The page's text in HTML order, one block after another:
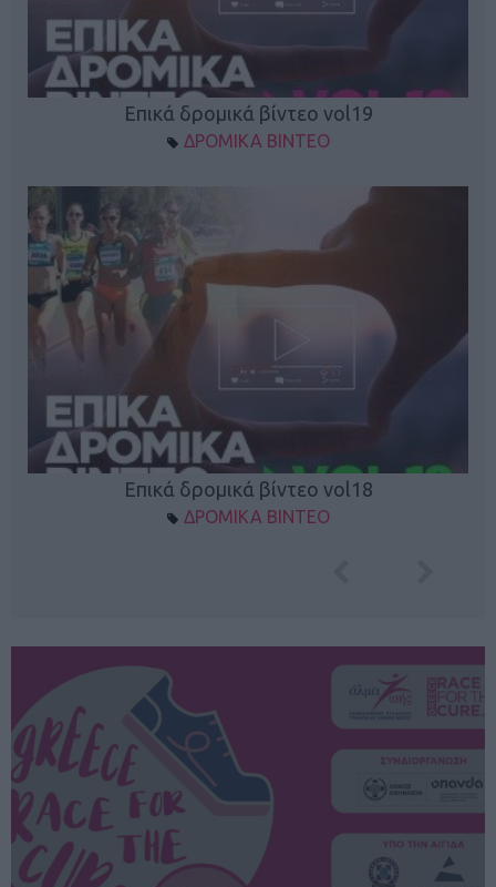
Επικά δρομικά βίντεο vol19
ΔΡΟΜΙΚΑ ΒΙΝΤΕΟ
Επικά δρομικά βίντεο vol18
ΔΡΟΜΙΚΑ ΒΙΝΤΕΟ